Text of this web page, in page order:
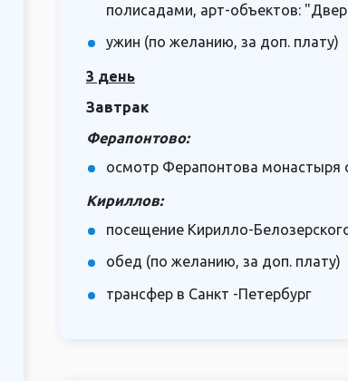
полисадами, арт-объектов:
ужин (по желанию, за доп. плату)
3 день
Завтрак
Ферапонтово:
осмотр Ферапонтова монастыря
Кириллов:
посещение Кирилло-
обед (по желанию, за доп. плату)
трансфер в Санкт -Петербург